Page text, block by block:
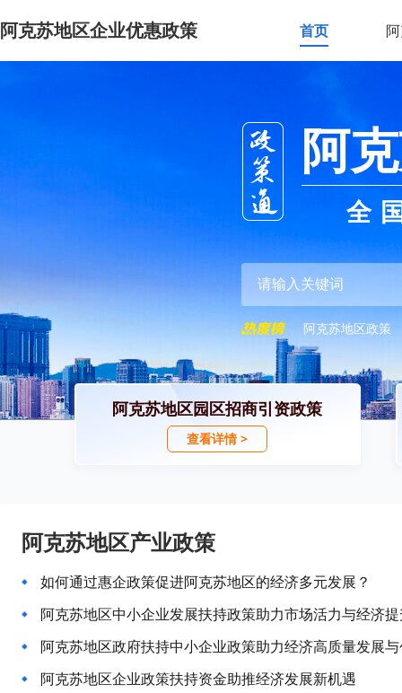
阿克苏地区企业优惠政策 首页
阿
全
阿克苏地区政策
阿克苏地区园区招商引资政策
查看详情 >
阿克苏地区产业政策
如何通过惠企政策促进阿克苏地区的经济多元发展？
阿克苏地区中小企业发展扶持政策助力市场活力与经济
阿克苏地区政府扶持中小企业政策助力经济高质量发展
阿克苏地区企业政策扶持资金助推经济发展新机遇